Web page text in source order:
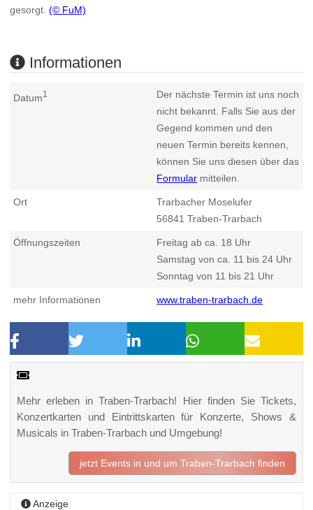
gesorgt.(© FuM)
Informationen
Datum1
Der nächste Termin ist uns noch
nicht bekannt. Falls Sie aus der
Gegend kommen und den
neuen Termin bereits kennen,
können Sie uns diesen über das
Formular mitteilen.
Ort
Trarbacher Moselufer
56841 Traben-Trarbach
Öffnungszeiten
Freitag ab ca. 18 Uhr
Samstag von ca. 11 bis 24 Uhr
Sonntag von 11 bis 21 Uhr
mehr Informationen www.traben-trarbach.de
Mehr erleben in Traben-Trarbach! Hier finden Sie Tickets,
Konzertkarten und Eintrittskarten für Konzerte, Shows &
Musicals in Traben-Trarbach und Umgebung!
jetzt Events in und um Traben-Trarbach finden
Anzeige